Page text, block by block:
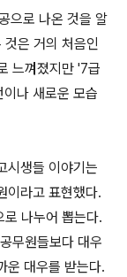
으로 나온 것을 알
은 거의 처음인
느껴졌지만 '7급
나 새로운 모습
시생들 이야기는
이라고 표현했다.
나누어 뽑는다.
무원들보다 대우
운 대우를 받는다.